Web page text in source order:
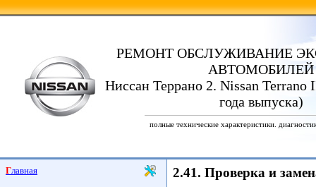
РЕМОНТ ОБСЛУЖИВАНИЕ
АВТОМОБИЛЕЙ
Ниссан Террано 2. Nissan Terrano
года выпуска)
полные технические характеристики.
Главная 2.41. Проверка и